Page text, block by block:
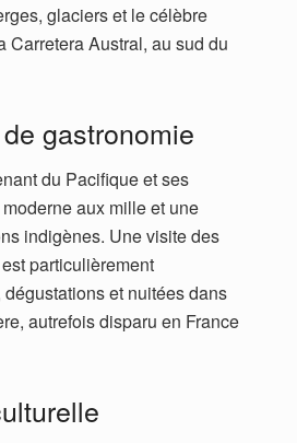
glaciers et le célèbre
Carretera Austral, au sud du
gastronomie
du Pacifique et ses
aux mille et une
indigènes. Une visite des
particulièrement
et nuitées dans
autrefois disparu en France